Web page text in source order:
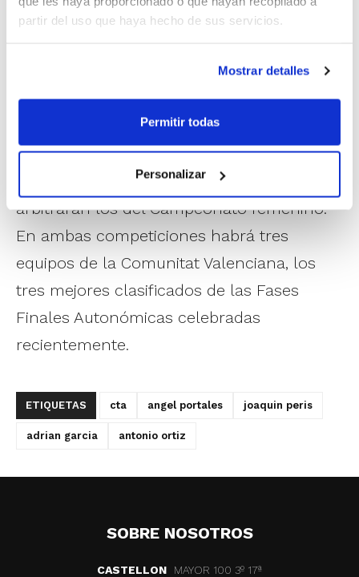
partir del uso que haya hecho de sus servicios.
Mostrar detalles
Permitir todas
Personalizar
Los dos primeros dirigirán encuentros del
Campeonato masculino y Portalés y García
arbitrarán los del Campeonato femenino.
En ambas competiciones habrá tres
equipos de la Comunitat Valenciana, los
tres mejores clasificados de las Fases
Finales Autonómicas celebradas
recientemente.
ETIQUETAS cta angel portales joaquin peris
adrian garcia antonio ortiz
SOBRE NOSOTROS
CASTELLON MAYOR 100 3º 17ª